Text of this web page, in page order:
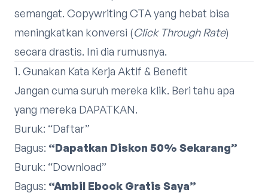
semangat. Copywriting CTA yang hebat bisa
meningkatkan konversi (Click Through Rate)
secara drastis. Ini dia rumusnya.
1. Gunakan Kata Kerja Aktif & Benefit
Jangan cuma suruh mereka klik. Beri tahu apa
yang mereka DAPATKAN.
Buruk: “Daftar”
Bagus: “Dapatkan Diskon 50% Sekarang”
Buruk: “Download”
Bagus: “Ambil Ebook Gratis Saya”